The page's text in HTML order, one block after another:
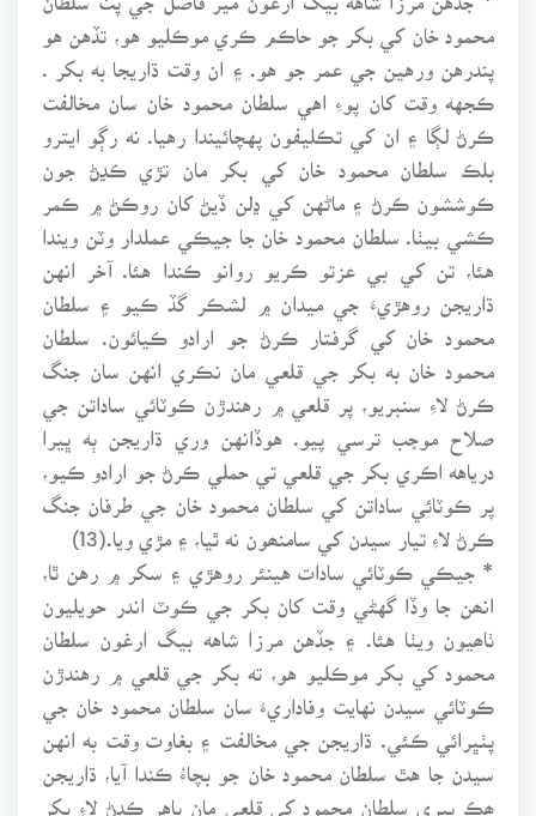
محمود خان کي بکر جو حاڪم ڪري موڪليو هو، تڏهن هو
پندرهن ورهين جي عمر جو هو. ۽ ان وقت ڌاريجا به بکر .
ڪجهه وقت کان پوءِ اهي سلطان محمود خان سان مخالفت
ڪرڻ لڳا ۽ ان کي تڪليفون پهچائيندا رهيا. نه رڳو ايترو
بلڪ سلطان محمود خان کي بکر مان تڙي ڪڍڻ جون
ڪوششون ڪرڻ ۽ ماڻهن کي ڍلن ڏيڻ کان روڪڻ ۾ ڪمر
ڪشي بيٺا. سلطان محمود خان جا جيڪي عملدار وٽن ويندا
هئا، تن کي بي عزتو ڪريو روانو ڪندا هئا. آخر انهن
ڌاريجن روهڙيءَ جي ميدان ۾ لشڪر گڏ ڪيو ۽ سلطان
محمود خان کي گرفتار ڪرڻ جو ارادو ڪيائون. سلطان
محمود خان به بکر جي قلعي مان نڪري انهن سان جنگ
ڪرڻ لاءِ سنبريو، پر قلعي ۾ رهندڙن ڪوٽائي ساداتن جي
صلاح موجب ترسي پيو. هوڏانهن وري ڌاريجن ٻه ڀيرا
درياهه اڪري بکر جي قلعي تي حملي ڪرڻ جو ارادو ڪيو،
پر ڪوٽائي ساداتن کي سلطان محمود خان جي طرفان جنگ
ڪرڻ لاءِ تيار سيدن کي سامنھون نه ٿيا، ۽ مڙي ويا.(13)
* جيڪي ڪوٽائي سادات هينئر روهڙي ۽ سکر ۾ رهن ٿا،
انھن جا وڏا گهڻي وقت کان بکر جي ڪوٽ اندر حويليون
ٺاھيون ويٺا هئا. ۽ جڏهن مرزا شاهه بيگ ارغون سلطان
محمود کي بکر موڪليو هو، ته بکر جي قلعي ۾ رهندڙن
ڪوٽائي سيدن نهايت وفاداريءَ سان سلطان محمود خان جي
پٺڀرائي ڪئي. ڌاريجن جي مخالفت ۽ بغاوت وقت به انهن
سيدن جا هٿ سلطان محمود خان جو بچاءُ ڪندا آيا، ڌاريجن
ھڪ ڀيري سلطان محمود کي قلعي مان ٻاهر ڪڍڻ لاءِ بکر